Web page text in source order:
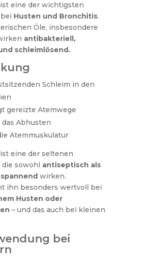
eine der wichtigsten
Husten und Bronchitis.
Öle, insbesondere
antibakteriell,
schleimlösend.
Schleim in den
gereizte Atemwege
das Abhusten
Atemmuskulatur
eine der seltenen
die sowohl antiseptisch als
wirken.
ihn besonders wertvoll bei
Husten oder
– und das auch bei kleinen
bei